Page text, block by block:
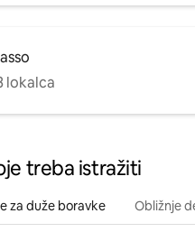
lokalca
treba istražiti
za duže boravke Obližnje